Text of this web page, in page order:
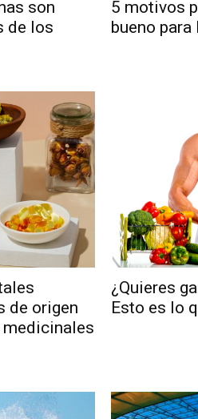
son
de los
5 motivos
bueno para
de origen
¿Quieres
Esto es lo